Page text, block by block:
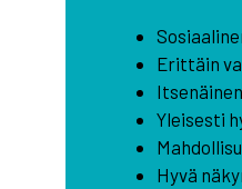
Erittäin
Yleisesti
Hyvä